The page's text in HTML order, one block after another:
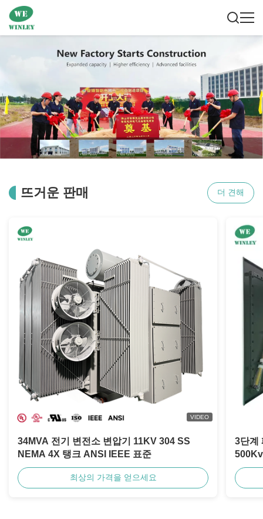
뜨거운 판매 더 견해
VIDEO
34MVA 전기 변전소 변압기 11KV 304 SS
NEMA 4X 탱크 ANSI IEEE 표준
최상의 가격을 얻으세요
3단계